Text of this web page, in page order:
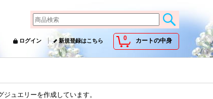
0 カートの中身
ログイン 新規登録はこちら
ュエリーを作成しています。